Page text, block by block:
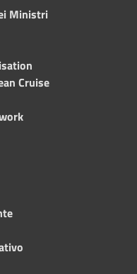
Ministri
Cruise